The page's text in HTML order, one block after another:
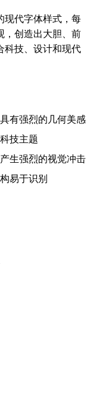
现代字体样式，每
，创造出大胆、前
科技、设计和现代
有强烈的几何美感
技主题
生强烈的视觉冲击
易于识别